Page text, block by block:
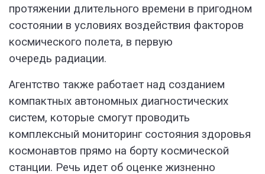
протяжении длительного времени в пригодном
состоянии в условиях воздействия факторов
космического полета, в первую
очередь радиации.
Агентство также работает над созданием
компактных автономных диагностических
систем, которые смогут проводить
комплексный мониторинг состояния здоровья
космонавтов прямо на борту космической
станции. Речь идет об оценке жизненно